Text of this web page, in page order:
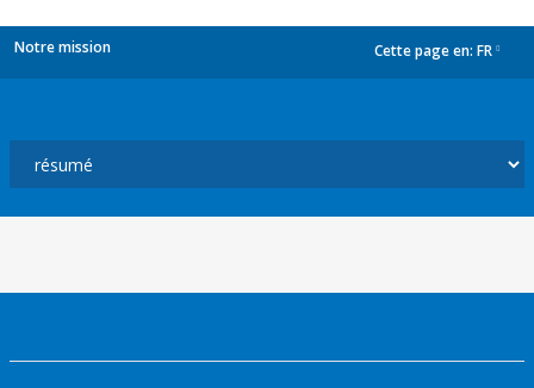
Notre mission Cette page en: FR